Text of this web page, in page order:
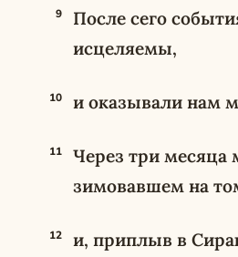
9
После сего
исцеляемы,
10 и оказывали нам
11
Через три
зимовавшем на
12 и, приплыв в